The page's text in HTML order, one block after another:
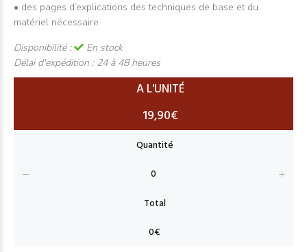
• des pages d’explications des techniques de base et du
matériel nécessaire
Disponibilité :
En stock
Délai d'expédition : 24 à 48 heures
A L'UNITÉ
19,90€